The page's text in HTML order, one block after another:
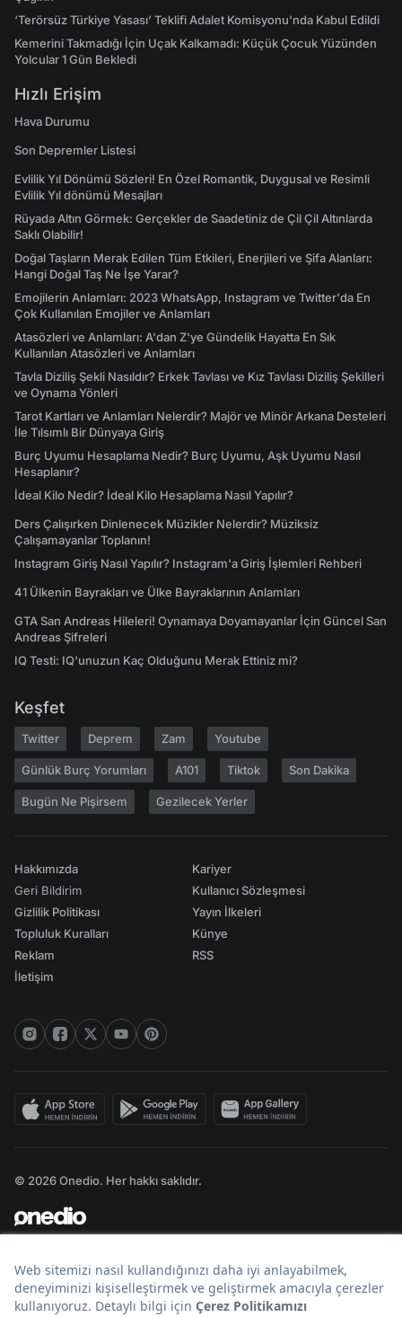
‘Terörsüz Türkiye Yasası’ Teklifi Adalet Komisyonu'nda Kabul Edildi
Kemerini Takmadığı İçin Uçak Kalkamadı: Küçük Çocuk Yüzünden
Yolcular 1 Gün Bekledi
Hızlı Erişim
Hava Durumu
Son Depremler Listesi
Evlilik Yıl Dönümü Sözleri! En Özel Romantik, Duygusal ve Resimli
Evlilik Yıl dönümü Mesajları
Rüyada Altın Görmek: Gerçekler de Saadetiniz de Çil Çil Altınlarda
Saklı Olabilir!
Doğal Taşların Merak Edilen Tüm Etkileri, Enerjileri ve Şifa Alanları:
Hangi Doğal Taş Ne İşe Yarar?
Emojilerin Anlamları: 2023 WhatsApp, Instagram ve Twitter'da En
Çok Kullanılan Emojiler ve Anlamları
Atasözleri ve Anlamları: A'dan Z'ye Gündelik Hayatta En Sık
Kullanılan Atasözleri ve Anlamları
Tavla Diziliş Şekli Nasıldır? Erkek Tavlası ve Kız Tavlası Diziliş Şekilleri
ve Oynama Yönleri
Tarot Kartları ve Anlamları Nelerdir? Majör ve Minör Arkana Desteleri
İle Tılsımlı Bir Dünyaya Giriş
Burç Uyumu Hesaplama Nedir? Burç Uyumu, Aşk Uyumu Nasıl
Hesaplanır?
İdeal Kilo Nedir? İdeal Kilo Hesaplama Nasıl Yapılır?
Ders Çalışırken Dinlenecek Müzikler Nelerdir? Müziksiz
Çalışamayanlar Toplanın!
Instagram Giriş Nasıl Yapılır? Instagram'a Giriş İşlemleri Rehberi
41 Ülkenin Bayrakları ve Ülke Bayraklarının Anlamları
GTA San Andreas Hileleri! Oynamaya Doyamayanlar İçin Güncel San
Andreas Şifreleri
IQ Testi: IQ'unuzun Kaç Olduğunu Merak Ettiniz mi?
Keşfet
Twitter Deprem Zam Youtube
Günlük Burç Yorumları A101 Tiktok Son Dakika
Bugün Ne Pişirsem Gezilecek Yerler
Hakkımızda
Geri Bildirim
Gizlilik Politikası
Topluluk Kuralları
Reklam
İletişim
Kariyer
Kullanıcı Sözleşmesi
Yayın İlkeleri
Künye
RSS
© 2026 Onedio. Her hakkı saklıdır.
Bir markasıdır.